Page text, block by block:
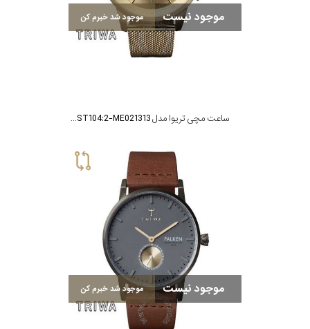
موجود نیست موجود شد خبرم کن
ساعت مچی تریوا مدل NEST104:2-ME021313
موجود نیست موجود شد خبرم کن